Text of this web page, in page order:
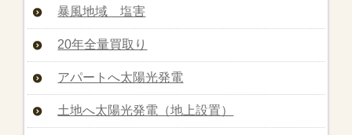
暴風地域 塩害
20年全量買取り
アパートへ太陽光発電
土地へ太陽光発電（地上設置）